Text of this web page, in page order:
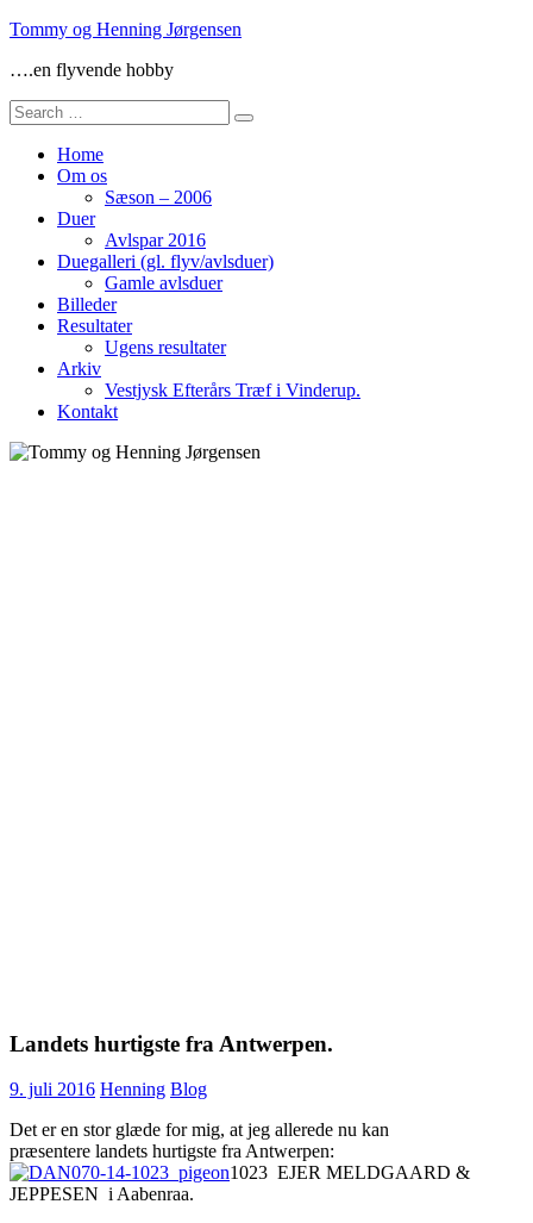
Skip
content
Tommy og Henning Jørgensen
….en flyvende hobby
Search
for:
Home
Om os
Sæson – 2006
Duer
Avlspar 2016
Duegalleri (gl. flyv/avlsduer)
Gamle avlsduer
Billeder
Resultater
Ugens resultater
Arkiv
Vestjysk Efterårs Træf i Vinderup.
Kontakt
Landets hurtigste fra Antwerpen.
9. juli 2016 Henning Blog
Det er en stor glæde for mig, at jeg allerede nu kan
præsentere landets hurtigste fra Antwerpen:
1023 EJER MELDGAARD &
JEPPESEN i Aabenraa.